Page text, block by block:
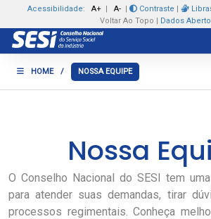
Acessibilidade: A+ | A- | Contraste |
Voltar Ao Topo | Dados
HOME / NOSSA EQUIPE
Nossa
O Conselho Nacional do SESI tem
para atender suas demandas, tirar
processos regimentais. Conheça